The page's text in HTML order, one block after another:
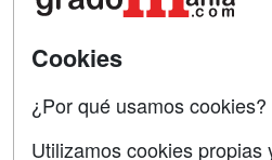
Contactar
Cookies
¿Por qué usamos cookies?
Utilizamos cookies propias